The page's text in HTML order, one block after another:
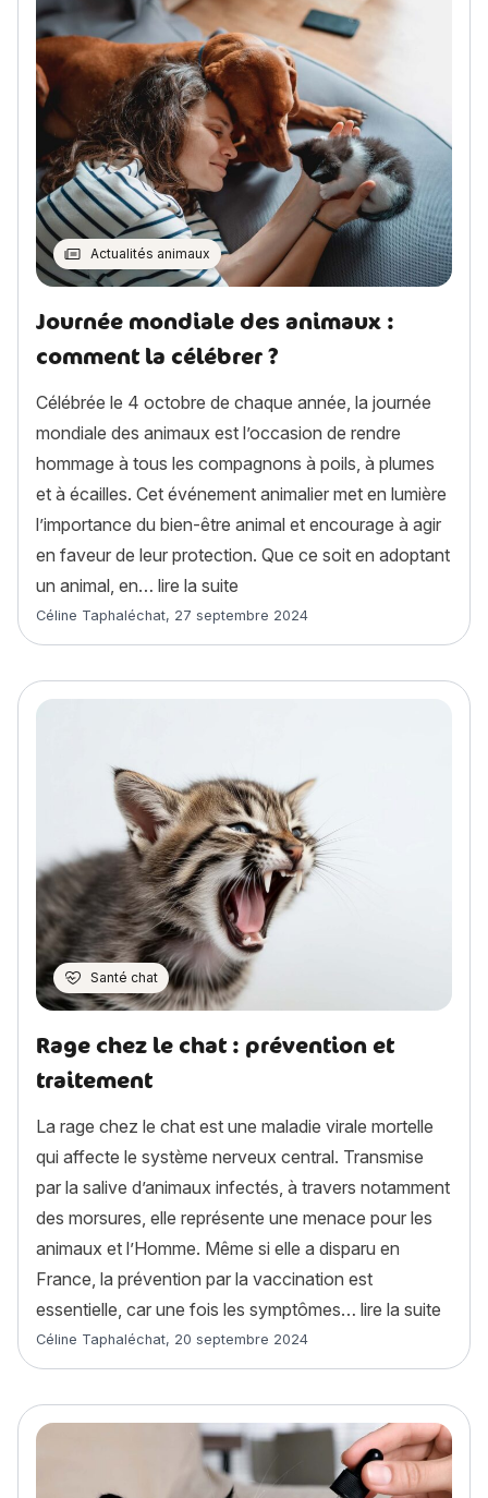
Actualités animaux
Journée mondiale des animaux :
comment la célébrer ?
Célébrée le 4 octobre de chaque année, la journée
mondiale des animaux est l’occasion de rendre
hommage à tous les compagnons à poils, à plumes
et à écailles. Cet événement animalier met en lumière
l’importance du bien-être animal et encourage à agir
en faveur de leur protection. Que ce soit en adoptant
un animal, en… lire la suite
Article rédigé par
Céline Taphaléchat, 27 septembre 2024
Santé chat
Rage chez le chat : prévention et
traitement
La rage chez le chat est une maladie virale mortelle
qui affecte le système nerveux central. Transmise
par la salive d’animaux infectés, à travers notamment
des morsures, elle représente une menace pour les
animaux et l’Homme. Même si elle a disparu en
France, la prévention par la vaccination est
essentielle, car une fois les symptômes… lire la suite
Article rédigé par
Céline Taphaléchat, 20 septembre 2024